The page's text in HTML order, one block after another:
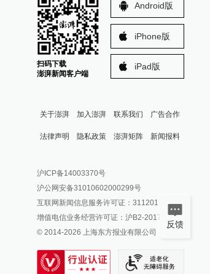
扫码下载
澎湃新闻客户端
Android版
iPhone版
iPad版
关于澎湃 加入澎湃 联系我们 广告合作
法律声明 隐私政策 澎湃矩阵
澎湃新闻公众号
澎湃新闻抖音号
派生万物开放平台
IP SHANGHAI
SIXTH TONE
新闻报料
报料邮箱: news@thepaper.cn
沪ICP备14003370号
沪公网安备31010602000299号
互联网新闻信息服务许可证：31120170006
增值电信业务经营许可证：沪B2-2017116
© 2014-2026 上海东方报业有限公司
反馈